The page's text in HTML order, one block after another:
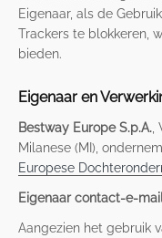
Eigenaar, als de
Trackers te blokkeren,
bieden.
Eigenaar en
Bestway Europe S.p.A.
Milanese (MI),
Europese
Eigenaar contact-e-
Aangezien het gebruik